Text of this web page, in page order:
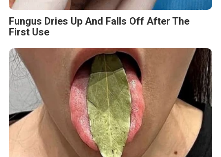
Fungus Dries Up And Falls Off After The
First Use